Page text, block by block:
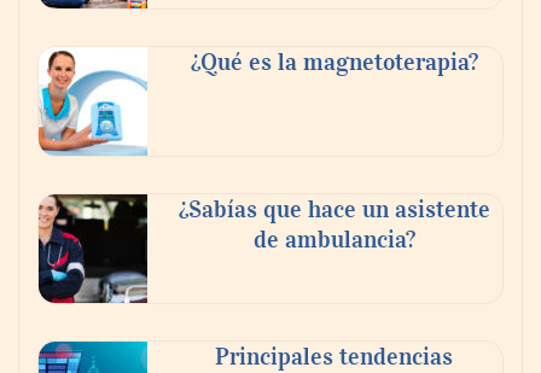
buscan proyectar talento mexicano y
fortalecer el turismo médico
¿Qué es la magnetoterapia?
¿Sabías que hace un asistente
de ambulancia?
Principales tendencias